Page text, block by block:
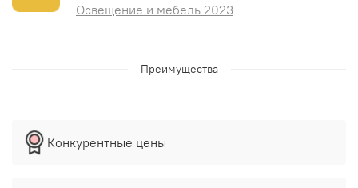
Освещение и мебель 2023
Преимущества
Конкурентные цены